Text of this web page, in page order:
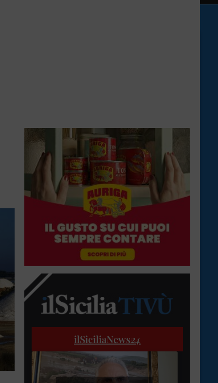
ilSiciliaNews24